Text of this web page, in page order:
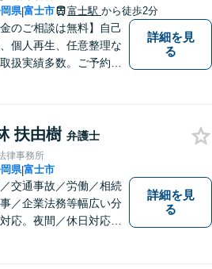
県|富士市 富士駅 から徒歩2分
金のご相談は無料】自己
個人再生、任意整理な
扱実績多数。ご予約の
詳細を見
る
扶由樹 弁護士
律事務所
県|富士市
交通事故／労働／相続
／企業法務等幅広い分
応。夜間／休日対応
詳細を見
る